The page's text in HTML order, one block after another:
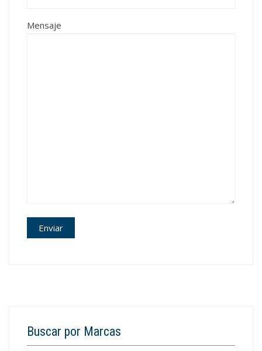
Mensaje
Buscar por Marcas